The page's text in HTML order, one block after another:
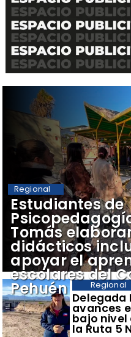
​Delegada
avances
bajo nivel
la Ruta 5
Regional
​Estudiantes de
Tomás
didácticos
apoyar el
escolares del
Pehuén
Regional